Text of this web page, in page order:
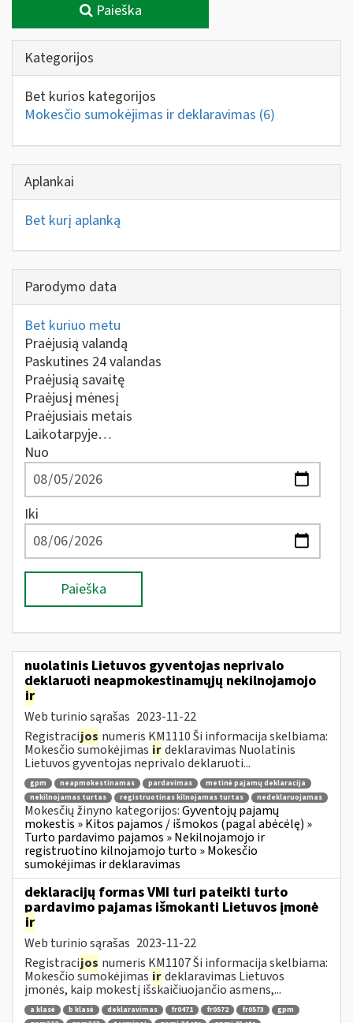
Paieška
Kategorijos
Bet kurios kategorijos
Mokesčio sumokėjimas ir deklaravimas (6)
Aplankai
Bet kurį aplanką
Parodymo data
Bet kuriuo metu
Praėjusią valandą
Paskutines 24 valandas
Praėjusią savaitę
Praėjusį mėnesį
Praėjusiais metais
Laikotarpyje…
Nuo
Iki
Paieška
nuolatinis Lietuvos gyventojas neprivalo
deklaruoti neapmokestinamųjų nekilnojamojo
ir
Web turinio sąrašas 2023-11-22
Registracijos numeris KM1110 Ši informacija skelbiama:
Mokesčio sumokėjimas irdeklaravimas Nuolatinis
Lietuvos gyventojas neprivalo deklaruoti...
gpm neapmokestinamas pardavimas
metinė pajamų deklaracija
nekilnojamas turtas
registruotinas kilnojamas turtas nedeklaruojamas
Mokesčių žinyno kategorijos:Gyventojų pajamų
mokestis » Kitos pajamos / išmokos (pagal abėcėlę) »
Turto pardavimo pajamos » Nekilnojamojo ir
registruotino kilnojamojo turto » Mokesčio
sumokėjimas ir deklaravimas
deklaracijų formas VMI turi pateikti turto
pardavimo pajamas išmokanti Lietuvos įmonė
ir
Web turinio sąrašas 2023-11-22
Registracijos numeris KM1107 Ši informacija skelbiama:
Mokesčio sumokėjimas irdeklaravimas Lietuvos
įmonės, kaip mokestį išskaičiuojančio asmens,...
a klasė b klasė deklaravimas fr0471 fr0572 fr0573
gpm